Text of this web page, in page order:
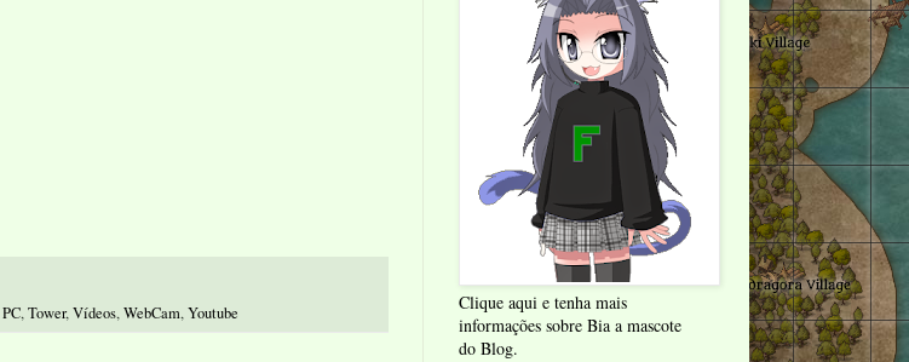
PC,Tower,Vídeos,WebCam,Youtube
Clique aqui e tenha mais
informações sobre Bia a mascote
do Blog.